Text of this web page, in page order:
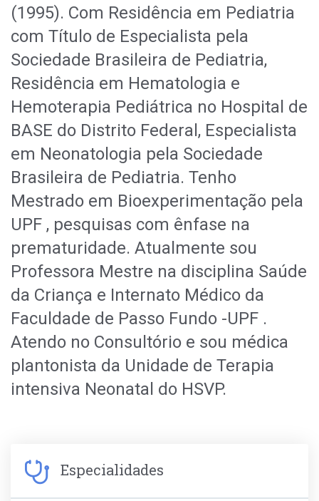
(1995). Com Residência em Pediatria
com Título de Especialista pela
Sociedade Brasileira de Pediatria,
Residência em Hematologia e
Hemoterapia Pediátrica no Hospital de
BASE do Distrito Federal, Especialista
em Neonatologia pela Sociedade
Brasileira de Pediatria. Tenho
Mestrado em Bioexperimentação pela
UPF , pesquisas com ênfase na
prematuridade. Atualmente sou
Professora Mestre na disciplina Saúde
da Criança e Internato Médico da
Faculdade de Passo Fundo -UPF .
Atendo no Consultório e sou médica
plantonista da Unidade de Terapia
intensiva Neonatal do HSVP.
Especialidades